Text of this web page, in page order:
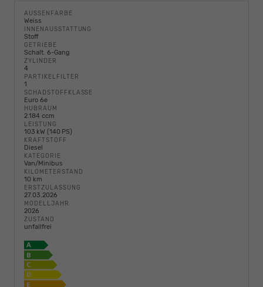
AUSSENFARBE
Weiss
INNENAUSSTATTUNG
Stoff
GETRIEBE
Schalt. 6-Gang
ZYLINDER
4
PARTIKELFILTER
1
SCHADSTOFFKLASSE
Euro 6e
HUBRAUM
2.184 ccm
LEISTUNG
103 kW (140 PS)
KRAFTSTOFF
Diesel
KATEGORIE
Van/Minibus
KILOMETERSTAND
10 km
ERSTZULASSUNG
27.03.2026
MODELLJAHR
2026
ZUSTAND
unfallfrei